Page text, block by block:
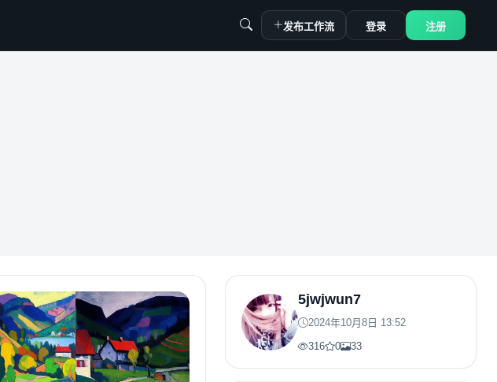
发布工作流 登录 注册
5jwjwun7
2024年10月8日 13:52
316
0 33